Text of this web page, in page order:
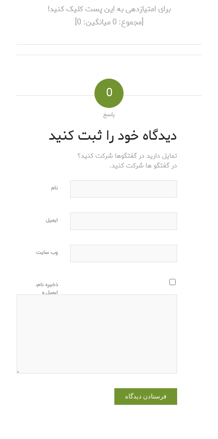
برای امتیازدهی به این پست کلیک کنید!
[مجموع: 0میانگین: 0
]
0
پاسخ
دیدگاه خود را ثبت کنید
تمایل دارید در گفتگوها شرکت کنید؟
در گفتگو ها شرکت کنید.
نام
ایمیل
وب‌ سایت
ذخیره نام،
ایمیل و